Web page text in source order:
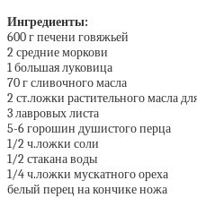
Ингредиенты:
600 г печени говяжьей
2 средние моркови
1 большая луковица
70 г сливочного масла
2 ст.ложки растительного масла
3 лавровых листа
5-6 горошин душистого перца
1/2 ч.ложки соли
1/2 стакана воды
1/4 ч.ложки мускатного ореха
белый перец на кончике ножа